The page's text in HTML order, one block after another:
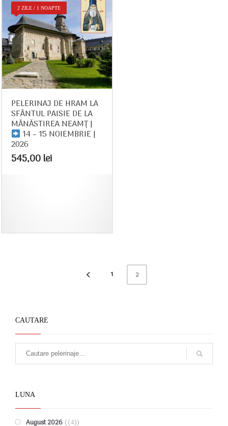
2 ZILE / 1 NOAPTE
PELERINAJ DE HRAM LA
SFÂNTUL PAISIE DE LA
MĂNĂSTIREA NEAMȚ |
14 – 15 NOIEMBRIE |
2026
545,00 lei
1 2
CAUTARE
LUNA
August 2026 (4)